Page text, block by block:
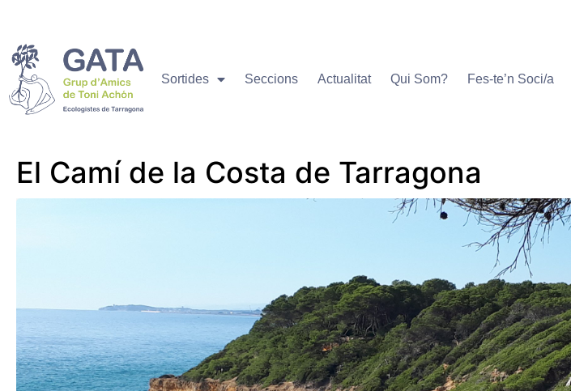
Sortides Seccions Actualitat Qui Som? Fes-te’n Soci/a
El Camí de la Costa de Tarragona